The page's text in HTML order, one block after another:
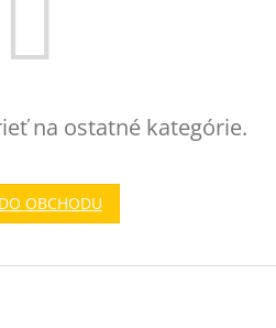
na ostatné kategórie.
OBCHODU